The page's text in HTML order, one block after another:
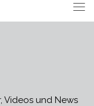
Videos und News